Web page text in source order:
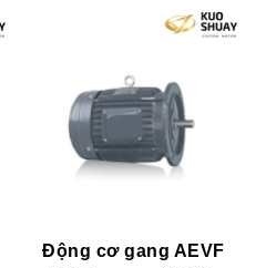
Động cơ gang AEVF